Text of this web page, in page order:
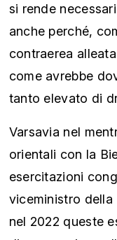
si rende
anche perché,
contraerea
come avrebbe
tanto elevato di
Varsavia nel
orientali con la
esercitazioni
viceministro
nel 2022 queste